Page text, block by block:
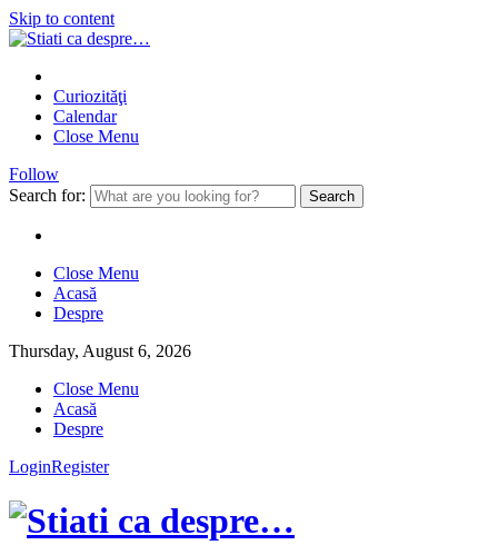
Skip to content
Curiozităţi
Calendar
Close Menu
Follow
Search for:
Close Menu
Acasă
Despre
Thursday, August 6, 2026
Close Menu
Acasă
Despre
LoginRegister